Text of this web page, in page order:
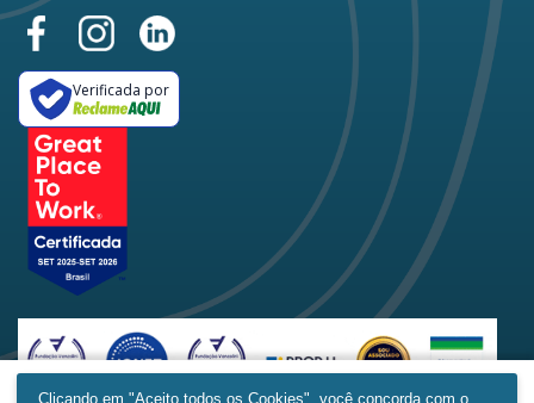
Verificada por
Clicando em "Aceito todos os Cookies", você concorda com o